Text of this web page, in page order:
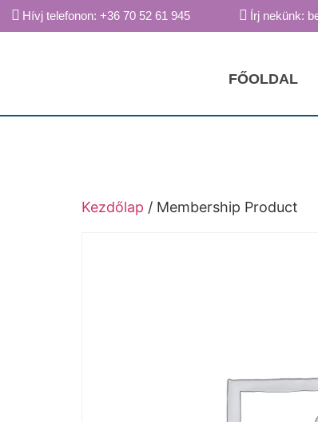
Hívj telefonon: +36 70 52 61 945 Írj nekünk:
FŐOLDAL
Kezdőlap / Membership Product